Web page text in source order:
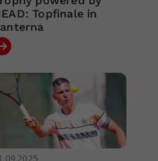
Topfinale in